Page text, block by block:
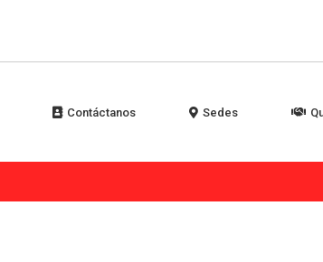
Contáctanos Sedes